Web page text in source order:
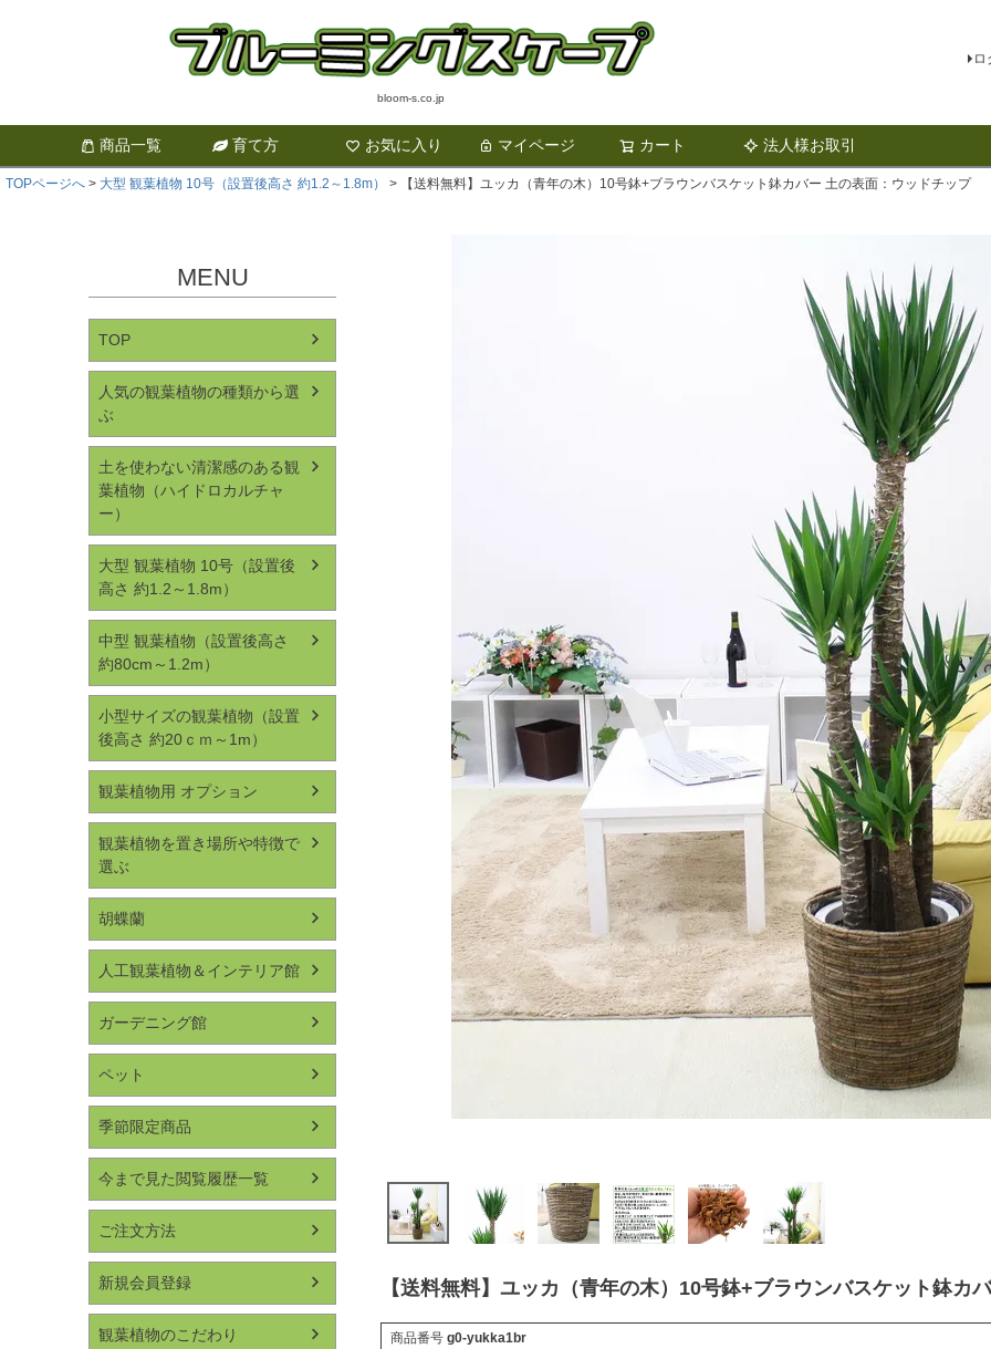
bloom-s.co.jp
ロ
商品一覧 育て方 お気に入り マイページ カート 法人様お取引
検索
TOPページへ 大型 観葉植物 10号（設置後高さ 約1.2～1.8m） 【送料無料】ユッカ（青年の木）10号鉢+ブラウンバスケット鉢カバー 土の表面：ウッドチップ
MENU
TOP
人気の観葉植物の種類から選
ぶ
土を使わない清潔感のある観
葉植物（ハイドロカルチャ
ー）
大型 観葉植物 10号（設置後
高さ 約1.2～1.8m）
中型 観葉植物（設置後高さ
約80cm～1.2m）
小型サイズの観葉植物（設置
後高さ 約20ｃｍ～1m）
観葉植物用 オプション
観葉植物を置き場所や特徴で
選ぶ
胡蝶蘭
人工観葉植物＆インテリア館
ガーデニング館
ペット
季節限定商品
今まで見た閲覧履歴一覧
ご注文方法
新規会員登録
観葉植物のこだわり
【送料無料】ユッカ（青年の木）10号鉢+ブラウンバスケット鉢カ
商品番号 g0-yukka1br